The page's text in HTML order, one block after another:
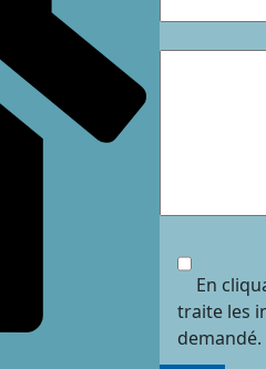
En
traite les
demandé.